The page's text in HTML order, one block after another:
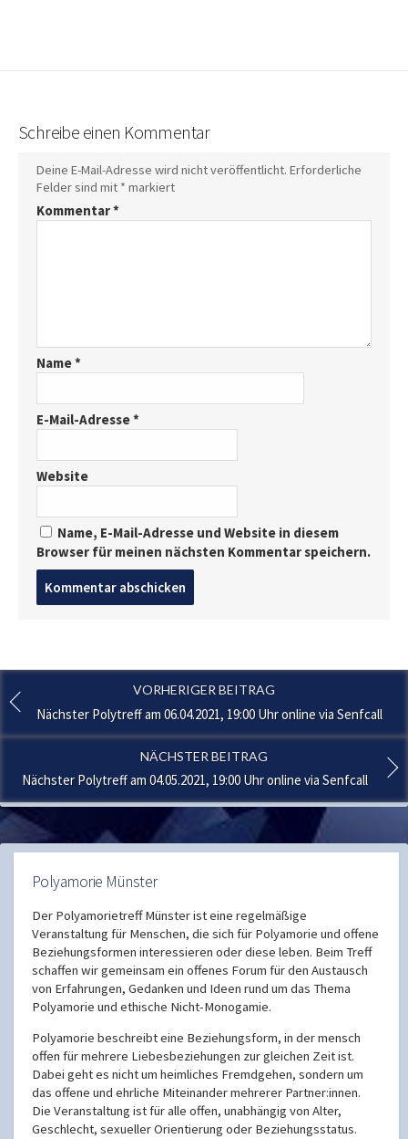
Schreibe einen Kommentar
Deine E-Mail-Adresse wird nicht veröffentlicht. Erforderliche
Felder sind mit * markiert
Kommentar*
Name*
E-Mail-Adresse*
Website
Name, E-Mail-Adresse und Website in diesem
Browser für meinen nächsten Kommentar speichern.
VORHERIGER BEITRAG
Nächster Polytreff am 06.04.2021, 19:00 Uhr online via Senfcall
NÄCHSTER BEITRAG
Nächster Polytreff am 04.05.2021, 19:00 Uhr online via Senfcall
Polyamorie Münster
Der Polyamorietreff Münster ist eine regelmäßige
Veranstaltung für Menschen, die sich für Polyamorie und offene
Beziehungsformen interessieren oder diese leben. Beim Treff
schaffen wir gemeinsam ein offenes Forum für den Austausch
von Erfahrungen, Gedanken und Ideen rund um das Thema
Polyamorie und ethische Nicht-Monogamie.
Polyamorie beschreibt eine Beziehungsform, in der mensch
offen für mehrere Liebesbeziehungen zur gleichen Zeit ist.
Dabei geht es nicht um heimliches Fremdgehen, sondern um
das offene und ehrliche Miteinander mehrerer Partner:innen.
Die Veranstaltung ist für alle offen, unabhängig von Alter,
Geschlecht, sexueller Orientierung oder Beziehungsstatus.